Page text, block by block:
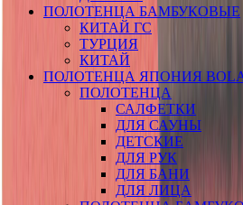
ПОЛОТЕНЦА БАМБУКОВЫЕ
КИТАЙ ГС
ТУРЦИЯ
КИТАЙ
ПОЛОТЕНЦА ЯПОНИЯ
ПОЛОТЕНЦА
САЛФЕТКИ
ДЛЯ САУНЫ
ДЕТСКИЕ
ДЛЯ РУК
ДЛЯ БАНИ
ДЛЯ ЛИЦА